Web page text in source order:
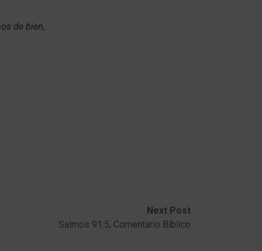
de bien,
Next Post
Salmos 91:5, Comentario Bíblico